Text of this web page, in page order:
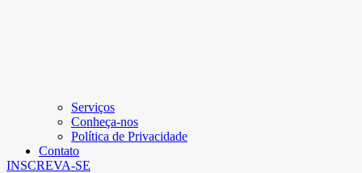
Serviços
Conheça-nos
Política de Privacidade
Contato
INSCREVA-SE